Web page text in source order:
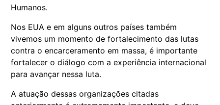
Humanos.
Nos EUA e em alguns outros países também
vivemos um momento de fortalecimento das lutas
contra o encarceramento em massa, é importante
fortalecer o diálogo com a experiência internacional
para avançar nessa luta.
A atuação dessas organizações citadas